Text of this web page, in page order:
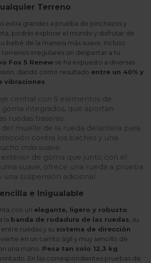
Terreno
extra grandes a prueba de pinchazos y
podrás explorar el mundo y disfrutar de
bebé de la manera más suave, incluso
irregulares sin despertar a tu
Fox 5 Renew se ha expuesto a diversas
dando como resultado entre un 40% y
vibraciones
central con 5 elementos de
goma integrados, que aportan
ruedas traseras.
del muelle de la rueda delantera para
contra los baches y una
más suave.
de goma que junto con el
suave, ofrece una rueda a prueba
una suspensión adicional.
e Inigualable
con un elegante, ligero y robusto
la banda de rodadura de las ruedas , su
ruedas y su sistema de dirección
en un carrito ágil y muy sencillo de
una mano. Pesa tan solo 12,3 kg
En las correspondientes pruebas de